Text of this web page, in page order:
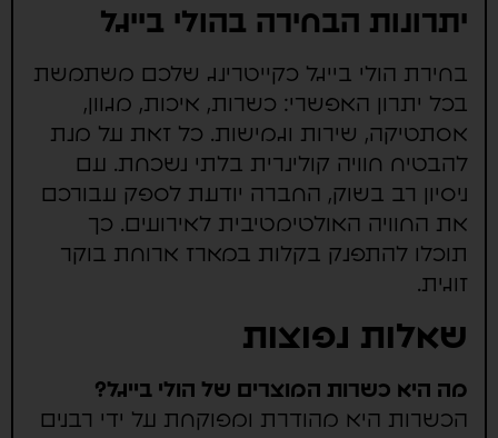
יתרונות הבחירה בהולי בייגל
בחירת הולי בייגל כקייטרינג שלכם משתמשת
בכל יתרון האפשרי: כשרות, איכות, מגוון,
אסתטיקה, שירות וגמישות. כל זאת על מנת
להבטיח חוויה קולינרית בלתי נשכחת. עם
ניסיון רב בשוק, החברה יודעת לספק עבורכם
את החוויה האולטימטיבית לאירועים. כך
תוכלו להתפנק בקלות במארז ארוחת בוקר
זוגית.
שאלות נפוצות
מה היא כשרות המוצרים של הולי בייגל?
הכשרות היא מהודרת ומפוקחת על ידי רבנים